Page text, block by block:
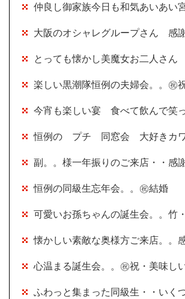
仲良し御家族今日も和気あいあい
大阪のオシャレグループさん 感
とっても懐かし美魔女お二人さん
楽しい黒潮隊恒例の夫婦会。。
今宵も楽しい宴 食べて飲んで笑っ
恒例の プチ 同窓会 大好きカワ
副。。様一年振りのご来店・・感
恒例の同級生忘年会。。㊗結婚
可愛いお孫ちゃんの誕生会。。竹
懐かしい素敵な奥様方ご来店。。
心温まる誕生会。。㊗祝・美味し
ふわっと集まった同級生・・いく